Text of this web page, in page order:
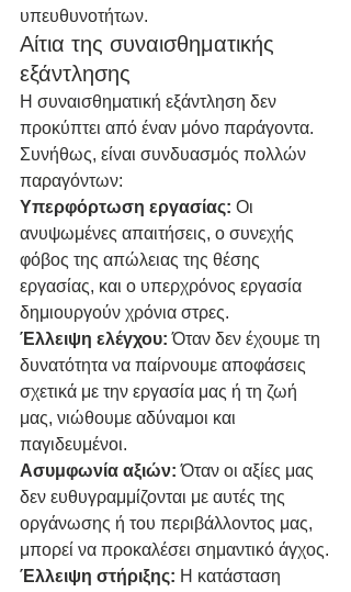
υπευθυνοτήτων.
Αίτια της συναισθηματικής
εξάντλησης
Η συναισθηματική εξάντληση δεν
προκύπτει από έναν μόνο παράγοντα.
Συνήθως, είναι συνδυασμός πολλών
παραγόντων:
Υπερφόρτωση εργασίας: Οι
ανυψωμένες απαιτήσεις, ο συνεχής
φόβος της απώλειας της θέσης
εργασίας, και ο υπερχρόνος εργασία
δημιουργούν χρόνια στρες.
Έλλειψη ελέγχου: Όταν δεν έχουμε τη
δυνατότητα να παίρνουμε αποφάσεις
σχετικά με την εργασία μας ή τη ζωή
μας, νιώθουμε αδύναμοι και
παγιδευμένοι.
Ασυμφωνία αξιών: Όταν οι αξίες μας
δεν ευθυγραμμίζονται με αυτές της
οργάνωσης ή του περιβάλλοντος μας,
μπορεί να προκαλέσει σημαντικό άγχος.
Έλλειψη στήριξης: Η κατάσταση